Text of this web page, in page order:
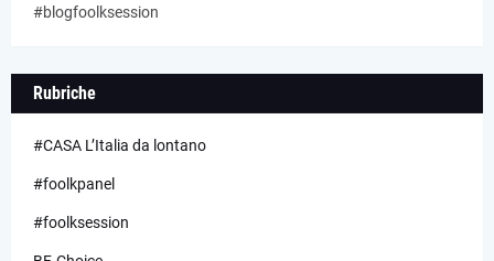
#blogfoolksession
Rubriche
#CASA L’Italia da lontano
#foolkpanel
#foolksession